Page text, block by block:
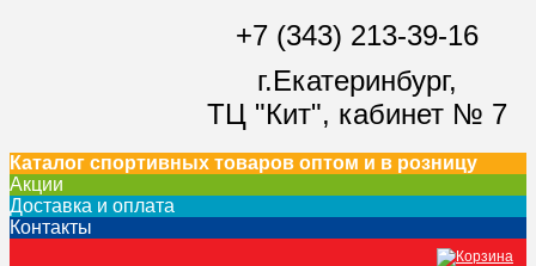
+7 (343) 213-39-16
г.Екатеринбург,
ТЦ "Кит", кабинет № 7
Каталог спортивных товаров оптом и в розницу
Акции
Доставка и оплата
Контакты